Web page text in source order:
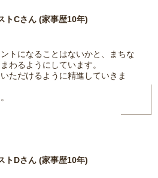
トCさん (家事歴10年)
トになることはないかと、まちな
わるようにしています。
ただけるように精進していきま
トDさん (家事歴10年)